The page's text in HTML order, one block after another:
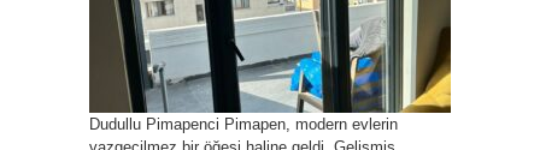
Dudullu Pimapenci Pimapen, modern evlerin